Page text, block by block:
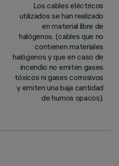
Los cables eléctricos
utilizados se han realizado
en material libre de
halógenos. (cables que no
contienen materiales
halógenos y que en caso de
incendio no emiten gases
tóxicos ni gases corrosivos
y emiten una baja cantidad
de humos opacos).